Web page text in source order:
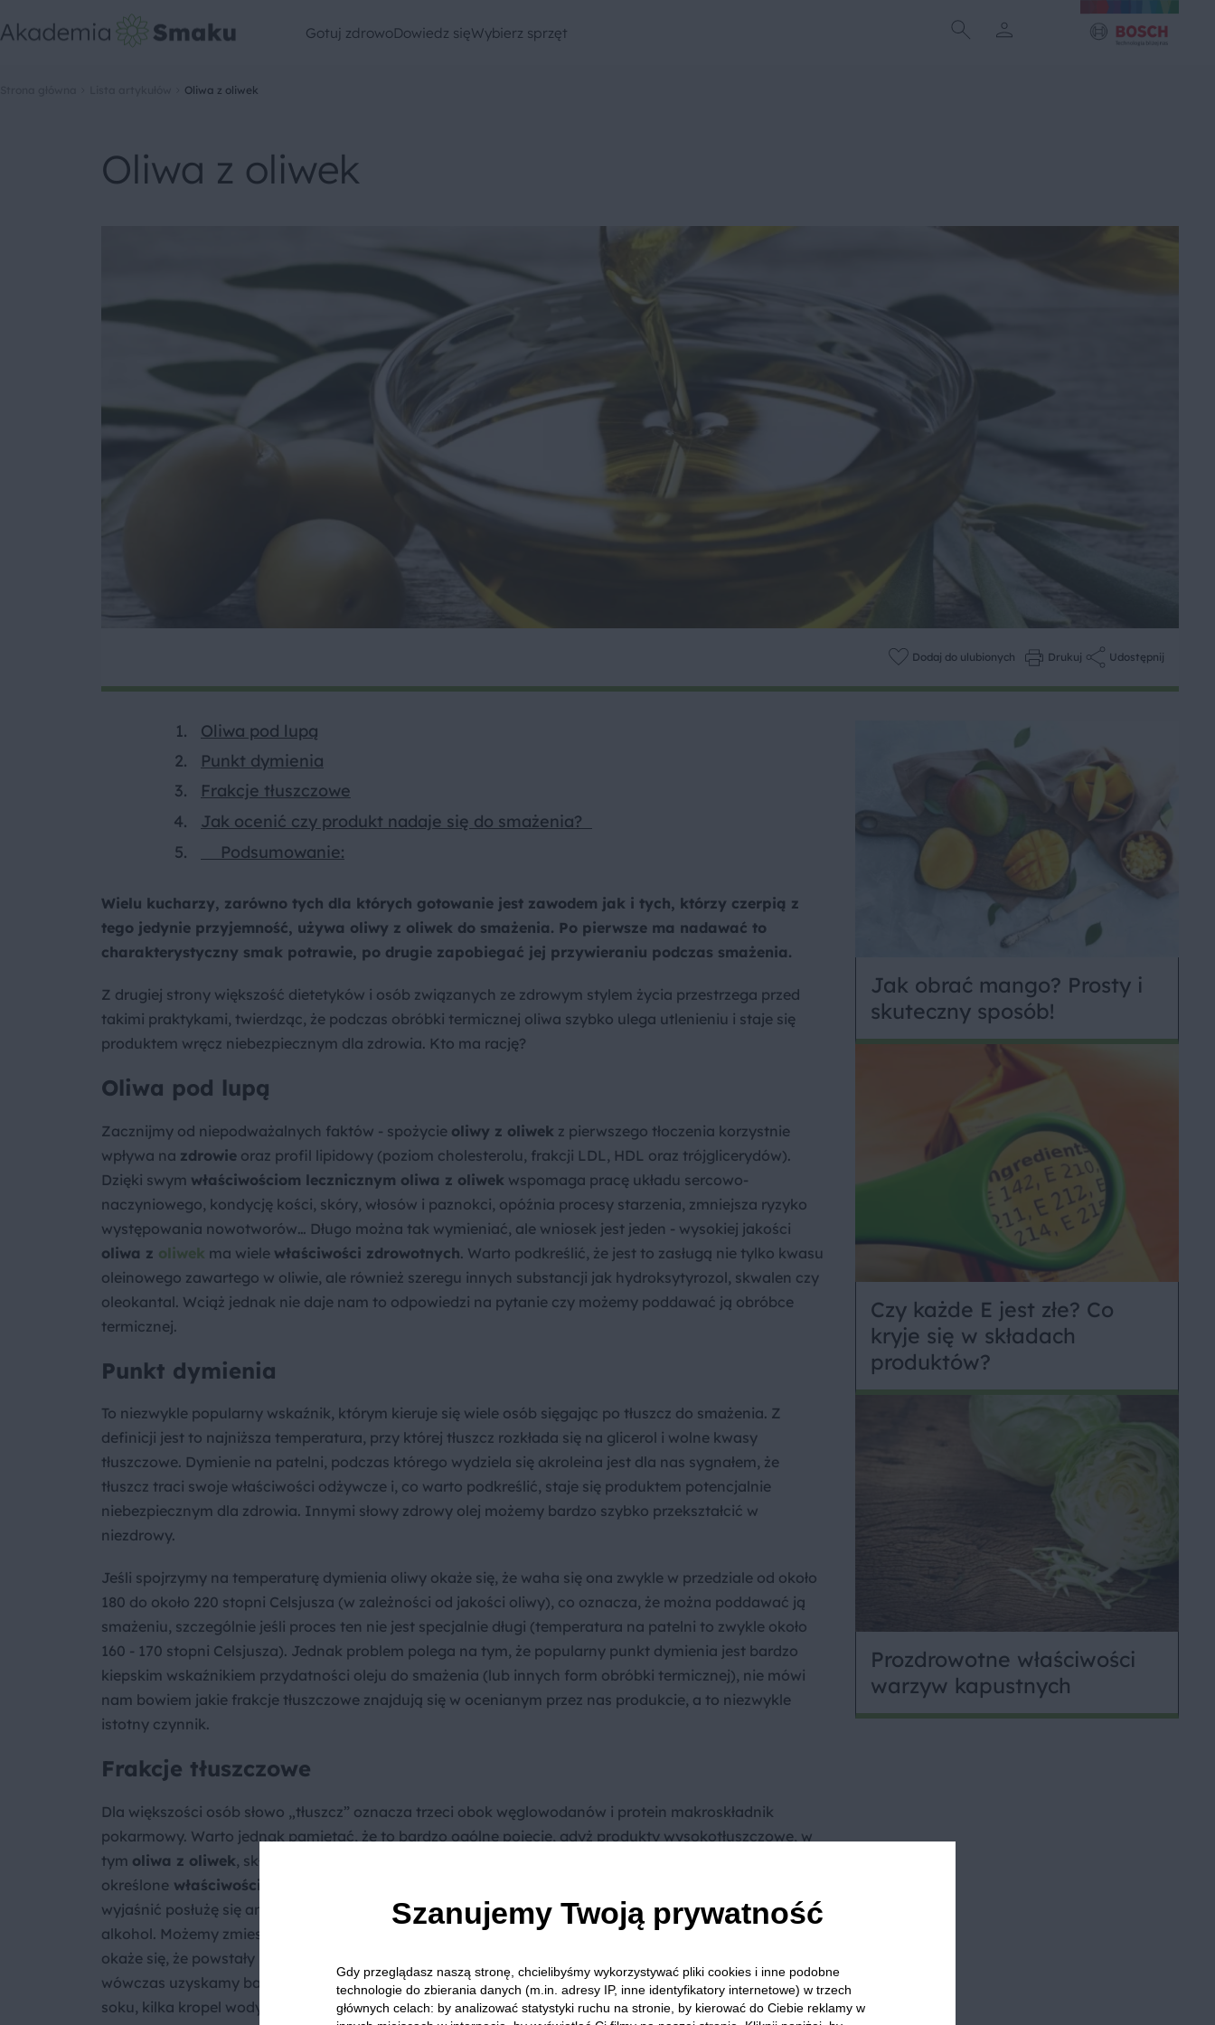
Gotuj zdrowoDowiedz sięWybierz sprzęt
Oliwa z oliwek
Oliwa z oliwek
Dodaj do ulubionych Drukuj Udostępnij
Oliwa pod lupą
Punkt dymienia
Frakcje tłuszczowe
Jak ocenić czy produkt nadaje się do smażenia?
Podsumowanie:
Wielu kucharzy, zarówno tych dla których gotowanie jest zawodem jak i tych, którzy czerpią z
tego jedynie przyjemność, używa oliwy z oliwek do smażenia. Po pierwsze ma nadawać to
charakterystyczny smak potrawie, po drugie zapobiegać jej przywieraniu podczas smażenia.
Z drugiej strony większość dietetyków i osób związanych ze zdrowym stylem życia przestrzega przed
takimi praktykami, twierdząc, że podczas obróbki termicznej oliwa szybko ulega utlenieniu i staje się
produktem wręcz niebezpiecznym dla zdrowia. Kto ma rację?
Oliwa pod lupą
Zacznijmy od niepodważalnych faktów - spożycie oliwy z oliwek z pierwszego tłoczenia korzystnie
wpływa na zdrowie oraz profil lipidowy (poziom cholesterolu, frakcji LDL, HDL oraz trójglicerydów).
Dzięki swym właściwościom lecznicznym oliwa z oliwek wspomaga pracę układu sercowo-
naczyniowego, kondycję kości, skóry, włosów i paznokci, opóźnia procesy starzenia, zmniejsza ryzyko
występowania nowotworów… Długo można tak wymieniać, ale wniosek jest jeden - wysokiej jakości
oliwa z oliwek ma wiele właściwości zdrowotnych. Warto podkreślić, że jest to zasługą nie tylko kwasu
oleinowego zawartego w oliwie, ale również szeregu innych substancji jak hydroksytyrozol, skwalen czy
oleokantal. Wciąż jednak nie daje nam to odpowiedzi na pytanie czy możemy poddawać ją obróbce
termicznej.
Punkt dymienia
To niezwykle popularny wskaźnik, którym kieruje się wiele osób sięgając po tłuszcz do smażenia. Z
definicji jest to najniższa temperatura, przy której tłuszcz rozkłada się na glicerol i wolne kwasy
tłuszczowe. Dymienie na patelni, podczas którego wydziela się akroleina jest dla nas sygnałem, że
tłuszcz traci swoje właściwości odżywcze i, co warto podkreślić, staje się produktem potencjalnie
niebezpiecznym dla zdrowia. Innymi słowy zdrowy olej możemy bardzo szybko przekształcić w
niezdrowy.
Jeśli spojrzymy na temperaturę dymienia oliwy okaże się, że waha się ona zwykle w przedziale od około
180 do około 220 stopni Celsjusza (w zależności od jakości oliwy), co oznacza, że można poddawać ją
smażeniu, szczególnie jeśli proces ten nie jest specjalnie długi (temperatura na patelni to zwykle około
160 - 170 stopni Celsjusza). Jednak problem polega na tym, że popularny punkt dymienia jest bardzo
kiepskim wskaźnikiem przydatności oleju do smażenia (lub innych form obróbki termicznej), nie mówi
nam bowiem jakie frakcje tłuszczowe znajdują się w ocenianym przez nas produkcie, a to niezwykle
istotny czynnik.
Frakcje tłuszczowe
Dla większości osób słowo „tłuszcz” oznacza trzeci obok węglowodanów i protein makroskładnik
pokarmowy. Warto jednak pamiętać, że to bardzo ogólne pojęcie, gdyż produkty wysokotłuszczowe, w
tym oliwa z oliwek, składają się z szeregu różnych kwasów tłuszczowych, które nadają produktom
określone właściwości
wyjaśnić posłużę się analogią… drinka. Załóżmy, że mamy trzy składniki - wodę, sok pomarańczowy i
alkohol. Możemy zmieszać je w różnych proporcjach, jeśli użyjemy dużo wody i soku, a mało alkoholu
okaże się, że powstały napój będzie dość słaby. Jeśli użyjemy dużo alkoholu oraz mało wody i soku,
wówczas uzyskamy bardzo „mocną mieszankę”. Dodajmy do tego, że możemy użyć prawie wyłącznie
soku, kilka kropel wody i kilka kropel alkoholu, co sprawi, że powstałego drinka trudno będzie odróżnić
Jak obrać mango? Prosty i
skuteczny sposób!
Czy każde E jest złe? Co
kryje się w składach
produktów?
Prozdrowotne właściwości
warzyw kapustnych
Szanujemy Twoją prywatność
Gdy przeglądasz naszą stronę, chcielibyśmy wykorzystywać pliki cookies i inne podobne
technologie do zbierania danych (m.in. adresy IP, inne identyfikatory internetowe) w trzech
głównych celach: by analizować statystyki ruchu na stronie, by kierować do Ciebie reklamy w